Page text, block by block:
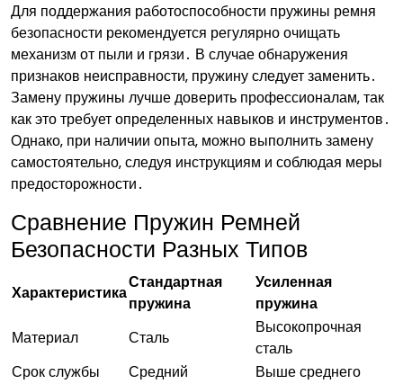
Для поддержания работоспособности пружины ремня
безопасности рекомендуется регулярно очищать
механизм от пыли и грязи․ В случае обнаружения
признаков неисправности‚ пружину следует заменить․
Замену пружины лучше доверить профессионалам‚ так
как это требует определенных навыков и инструментов․
Однако‚ при наличии опыта‚ можно выполнить замену
самостоятельно‚ следуя инструкциям и соблюдая меры
предосторожности․
Сравнение Пружин Ремней
Безопасности Разных Типов
Характеристика
Стандартная
пружина
Усиленная
пружина
Материал
Сталь
Высокопрочная
сталь
Срок службы
Средний
Выше среднего